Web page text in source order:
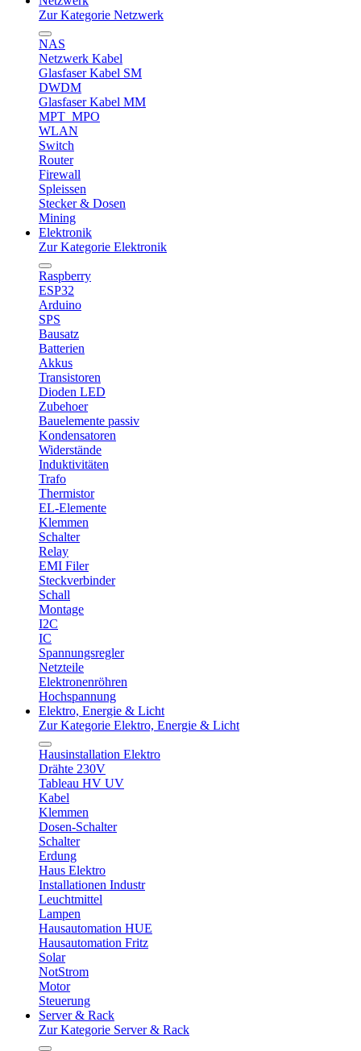
Zur Kategorie Netzwerk
NAS
Netzwerk Kabel
Glasfaser Kabel SM
DWDM
Glasfaser Kabel MM
MPT_MPO
WLAN
Switch
Router
Firewall
Spleissen
Stecker & Dosen
Mining
Elektronik
Zur Kategorie Elektronik
Raspberry
ESP32
Arduino
SPS
Bausatz
Batterien
Akkus
Transistoren
Dioden LED
Zubehoer
Bauelemente passiv
Kondensatoren
Widerstände
Induktivitäten
Trafo
Thermistor
EL-Elemente
Klemmen
Schalter
Relay
EMI Filer
Steckverbinder
Schall
Montage
I2C
IC
Spannungsregler
Netzteile
Elektronenröhren
Hochspannung
Elektro, Energie & Licht
Zur Kategorie Elektro, Energie & Licht
Hausinstallation Elektro
Drähte 230V
Tableau HV UV
Kabel
Klemmen
Dosen-Schalter
Schalter
Erdung
Haus Elektro
Installationen Industr
Leuchtmittel
Lampen
Hausautomation HUE
Hausautomation Fritz
Solar
NotStrom
Motor
Steuerung
Server & Rack
Zur Kategorie Server & Rack